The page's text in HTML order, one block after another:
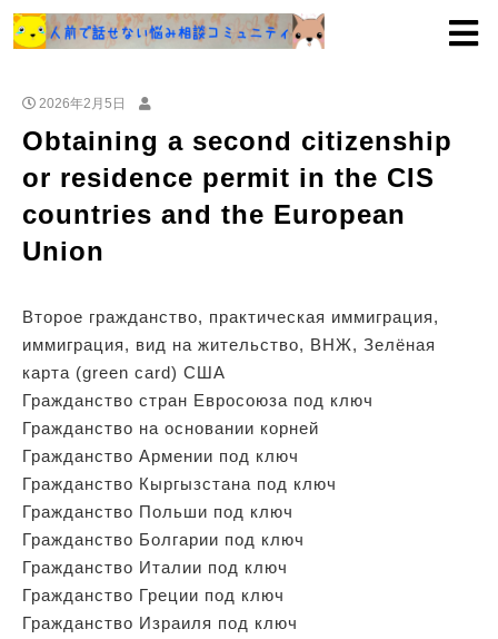
2026年2月5日
Obtaining a second citizenship
or residence permit in the CIS
countries and the European
Union
Второе гражданство, практическая иммиграция,
иммиграция, вид на жительство, ВНЖ, Зелёная
карта (green card) США
Гражданство стран Евросоюза под ключ
Гражданство на основании корней
Гражданство Армении под ключ
Гражданство Кыргызстана под ключ
Гражданство Польши под ключ
Гражданство Болгарии под ключ
Гражданство Италии под ключ
Гражданство Греции под ключ
Гражданство Израиля под ключ